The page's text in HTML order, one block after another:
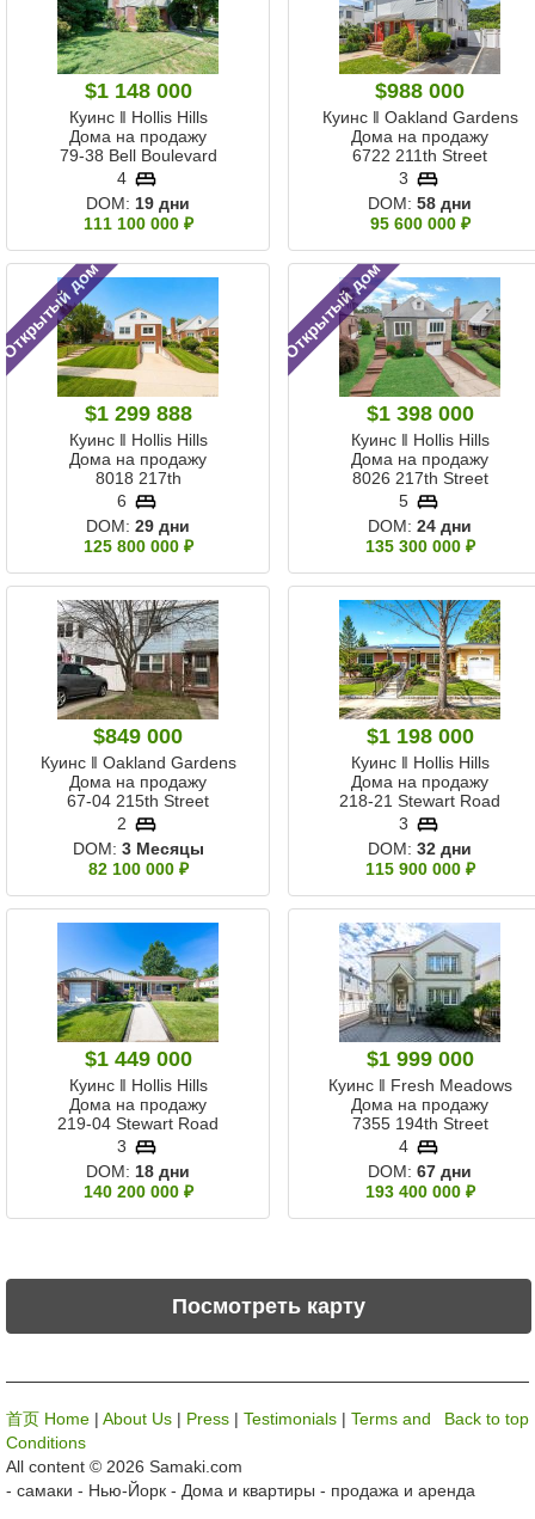
$1 148 000
Куинс ‖ Hollis Hills
Дома на продажу
79-38 Bell Boulevard
4
DOM: 19 дни
111 100 000 ₽
$988 000
Куинс ‖ Oakland Gardens
Дома на продажу
6722 211th Street
3
DOM: 58 дни
95 600 000 ₽
дом
$1 299 888
Куинс ‖ Hollis Hills
Дома на продажу
8018 217th
6
DOM: 29 дни
125 800 000 ₽
Открытый дом
$1 398 000
Куинс ‖ Hollis Hills
Дома на продажу
8026 217th Street
5
DOM: 24 дни
135 300 000 ₽
$849 000
Куинс ‖ Oakland Gardens
Дома на продажу
67-04 215th Street
2
DOM: 3 Месяцы
82 100 000 ₽
$1 198 000
Куинс ‖ Hollis Hills
Дома на продажу
218-21 Stewart Road
3
DOM: 32 дни
115 900 000 ₽
$1 449 000
Куинс ‖ Hollis Hills
Дома на продажу
219-04 Stewart Road
3
DOM: 18 дни
140 200 000 ₽
$1 999 000
Куинс ‖ Fresh Meadows
Дома на продажу
7355 194th Street
4
DOM: 67 дни
193 400 000 ₽
Посмотреть карту
Back to top
首页 Home | About Us | Press | Testimonials | Terms and
Conditions
All content © 2026 Samaki.com
- самаки - Нью-Йорк - Дома и квартиры - продажа и аренда